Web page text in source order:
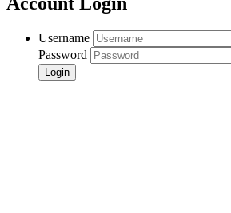
Username
Password